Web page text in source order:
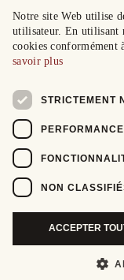
Notre site Web utilise
utilisateur. En utilisant
cookies
savoir plus
STRICTEMENT
PERFORMANCE
NON
ACCEPTER